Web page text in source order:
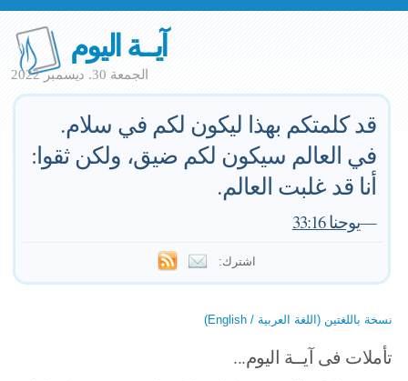
آيــة اليوم
الجمعة 30. ديسمبر 2022
قد كلمتكم بهذا ليكون لكم في سلام.
في العالم سيكون لكم ضيق، ولكن ثقوا:
أنا قد غلبت العالم.
—يوحنا 33:16
اشترك:
نسخة باللغتين (اللغة العربية / English)
تأملات فى آيــة اليوم...